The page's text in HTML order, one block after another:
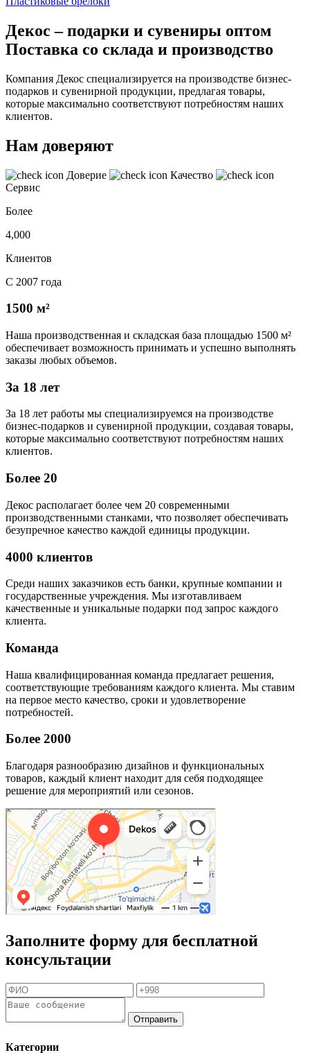
Декос – подарки и сувениры оптом
Поставка со склада и производство
Компания Декос специализируется на производстве бизнес-
подарков и сувенирной продукции, предлагая товары,
которые максимально соответствуют потребностям наших
клиентов.
Нам доверяют
Доверие
Качество
Сервис
Более
4,000
Клиентов
С 2007 года
1500 м²
Наша производственная и складская база площадью 1500 м²
обеспечивает возможность принимать и успешно выполнять
заказы любых объемов.
За 18 лет
За 18 лет работы мы специализируемся на производстве
бизнес-подарков и сувенирной продукции, создавая товары,
которые максимально соответствуют потребностям наших
клиентов.
Более 20
Декос располагает более чем 20 современными
производственными станками, что позволяет обеспечивать
безупречное качество каждой единицы продукции.
4000 клиентов
Среди наших заказчиков есть банки, крупные компании и
государственные учреждения. Мы изготавливаем
качественные и уникальные подарки под запрос каждого
клиента.
Команда
Наша квалифицированная команда предлагает решения,
соответствующие требованиям каждого клиента. Мы ставим
на первое место качество, сроки и удовлетворение
потребностей.
Более 2000
Благодаря разнообразию дизайнов и функциональных
товаров, каждый клиент находит для себя подходящее
решение для мероприятий или сезонов.
Заполните форму для бесплатной
консультации
Отправить
Категории